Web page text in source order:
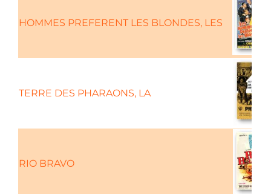
HOMMES PREFERENT LES BLONDES, LES
TERRE DES PHARAONS, LA
RIO BRAVO